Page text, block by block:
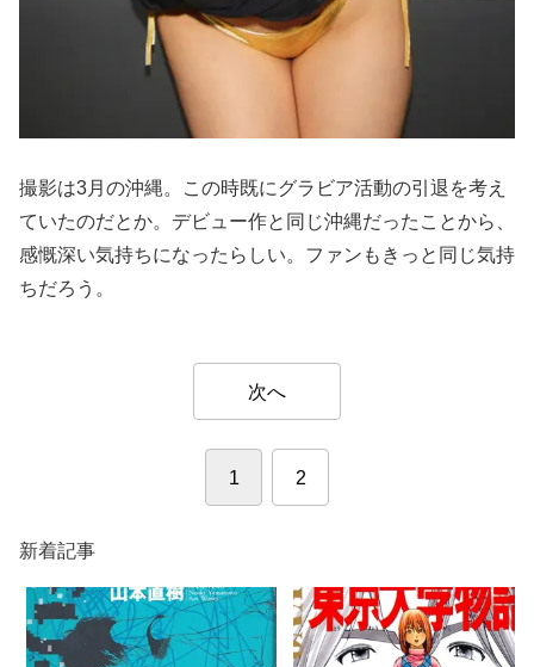
撮影は3月の沖縄。この時既にグラビア活動の引退を考え
ていたのだとか。デビュー作と同じ沖縄だったことから、
感慨深い気持ちになったらしい。ファンもきっと同じ気持
ちだろう。
次へ
1 2
新着記事